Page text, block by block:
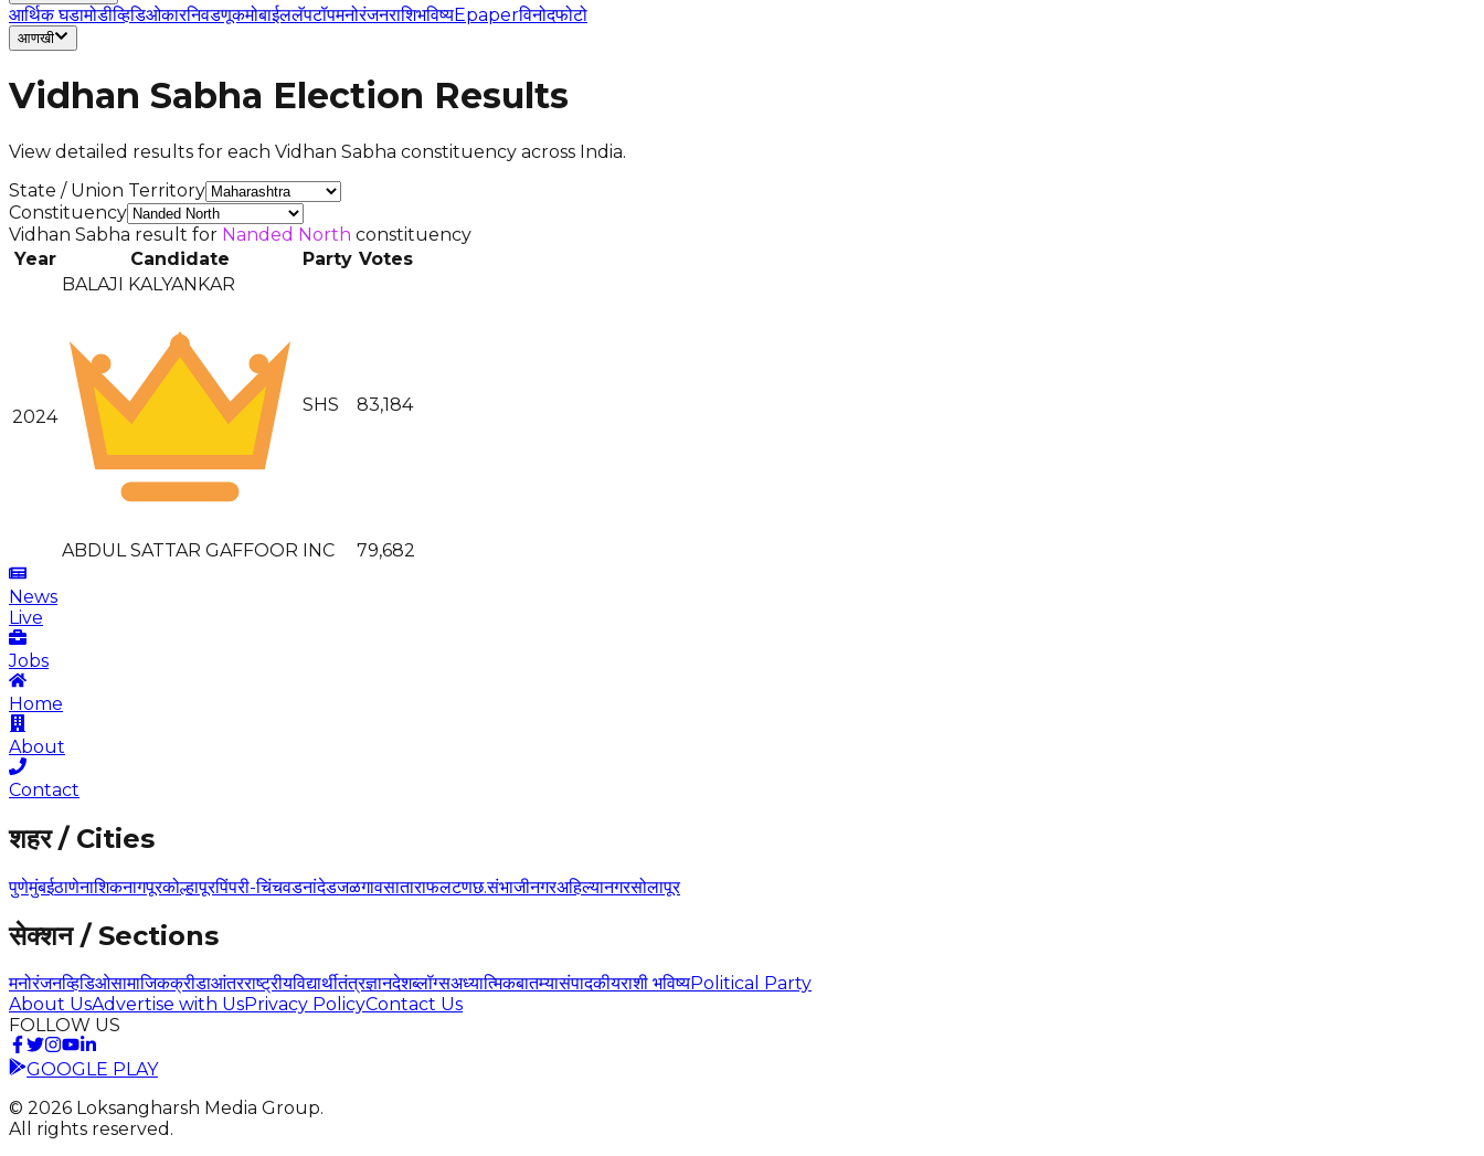
आर्थिक घडामोडीव्हिडिओकारनिवडणूकमोबाईललॅपटॉपमनोरंजनराशिभविष्यEpaperविनोदफोटो
आणखी
Vidhan Sabha Election Results
View detailed results for each Vidhan Sabha constituency across India.
State / Union Territory
Constituency
Vidhan Sabha result for Nanded North constituency
Year
Candidate Party Votes
2024
BALAJI KALYANKAR
SHS 83,184
ABDUL SATTAR GAFFOOR INC 79,682
News
Live
Jobs
Home
About
Contact
शहर / Cities
पुणेमुंबईठाणेनाशिकनागपूरकोल्हापूरपिंपरी-चिंचवडनांदेडजळगावसाताराफलटणछ.संभाजीनगरअहिल्यानगरसोलापूर
सेक्शन / Sections
मनोरंजनव्हिडिओसामाजिकक्रीडाआंतरराष्ट्रीयविद्यार्थीतंत्रज्ञानदेशब्लॉग्सअध्यात्मिकबातम्यासंपादकीयराशी भविष्यPolitical Party
About UsAdvertise with UsPrivacy PolicyContact Us
FOLLOW US
GOOGLE PLAY
© 2026 Loksangharsh Media Group.
All rights reserved.